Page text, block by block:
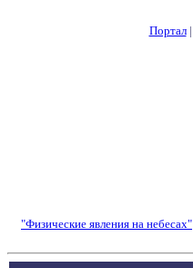
Портал|
"Физические явления на небесах"